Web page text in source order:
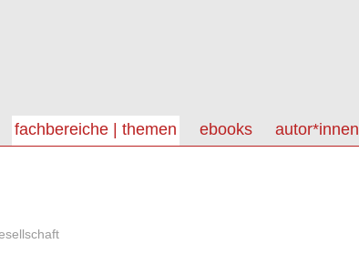
fachbereiche | themen ebooks autor*innen